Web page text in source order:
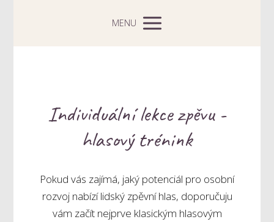
MENU
Individuální lekce zpěvu -
hlasový trénink
Pokud vás zajímá, jaký potenciál pro osobní
rozvoj nabízí lidský zpěvní hlas, doporučuju
vám začít nejprve klasickým hlasovým